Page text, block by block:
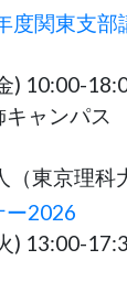
度関東支部
) 10:00-
キャンパ
東京理科
ー2026
) 13:00-